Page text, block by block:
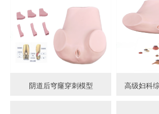
阴道后穹窿穿刺模型 高级妇科